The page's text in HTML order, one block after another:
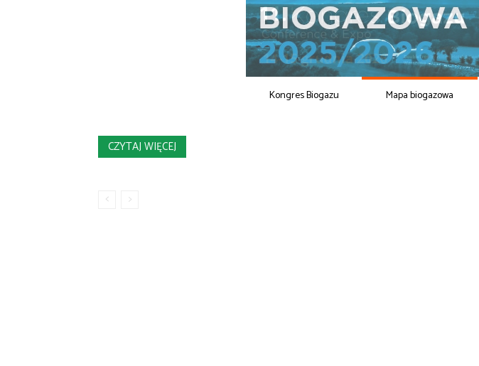
Kongres Biogazu Mapa biogazowa
CZYTAJ WIĘCEJ